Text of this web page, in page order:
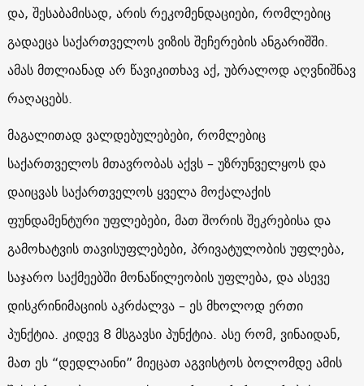
და, შესაბამისად, არის რეკომენდაციები, რომლებიც
გადაეცა საქართველოს ვიზის შეჩერების ანგარიშში.
ამას მთლიანად არ წავიკითხავ აქ, უბრალოდ აღვნიშნავ
რაღაცებს.
მაგალითად ვალდებულებები, რომლებიც
საქართველოს მთავრობას აქვს – უზრუნველყოს და
დაიცვას საქართველოს ყველა მოქალაქის
ფუნდამენტური უფლებები, მათ შორის შეკრებისა და
გამოხატვის თავისუფლებები, პრივატულობის უფლება,
საჯარო საქმეებში მონაწილეობის უფლება, და ასევე
დისკრინიმაციის აკრძალვა – ეს მხოლოდ ერთი
პუნქტია. კიდევ 8 მსგავსი პუნქტია. ასე რომ, ვინაიდან,
მათ ეს “დედლაინი” მიეცათ აგვისტოს ბოლომდე ამის